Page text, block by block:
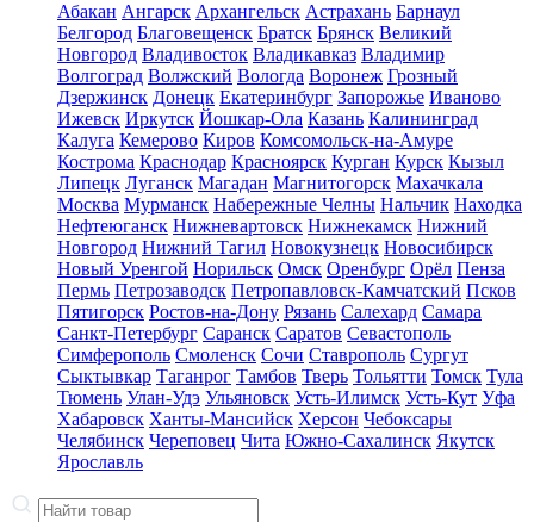
Абакан Ангарск Архангельск Астрахань Барнаул
Белгород Благовещенск Братск Брянск Великий
Новгород Владивосток Владикавказ Владимир
Волгоград Волжский Вологда Воронеж Грозный
Дзержинск Донецк Екатеринбург Запорожье Иваново
Ижевск Иркутск Йошкар-Ола Казань Калининград
Калуга Кемерово Киров Комсомольск-на-Амуре
Кострома Краснодар Красноярск Курган Курск Кызыл
Липецк Луганск Магадан Магнитогорск Махачкала
Москва Мурманск Набережные Челны Нальчик Находка
Нефтеюганск Нижневартовск Нижнекамск Нижний
Новгород Нижний Тагил Новокузнецк Новосибирск
Новый Уренгой Норильск Омск Оренбург Орёл Пенза
Пермь Петрозаводск Петропавловск-Камчатский Псков
Пятигорск Ростов-на-Дону Рязань Салехард Самара
Санкт-Петербург Саранск Саратов Севастополь
Симферополь Смоленск Сочи Ставрополь Сургут
Сыктывкар Таганрог Тамбов Тверь Тольятти Томск Тула
Тюмень Улан-Удэ Ульяновск Усть-Илимск Усть-Кут Уфа
Хабаровск Ханты-Мансийск Херсон Чебоксары
Челябинск Череповец Чита Южно-Сахалинск Якутск
Ярославль